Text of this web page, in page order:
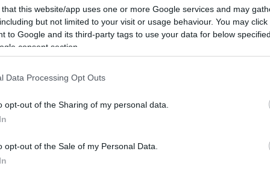
that this website/app uses one or more Google services and may
but not limited to your visit or usage behaviour. You may
to Google and its third-party tags to use your data for below
consent section.
Data Processing Opt Outs
opt-out of the Sharing of my personal data.
opt-out of the Sale of my Personal Data.
είναι πρόβλημα και δεν μπορεί να
». Όπως είπε, η στόχευση της Ευρώπης είναι
ροές, να καταστήσει τις επιστροφές προτεραιότητα»
η μόνη δυνατότητα εισόδου στην Ευρώπη είναι
κανάλια». «Δεν θέλουμε τα κυκλώματα των
ανάγκη πλήρους διαχωρισμού της νόμιμης από
ιδίως σε μια περίοδο κατά την οποία αρκετές